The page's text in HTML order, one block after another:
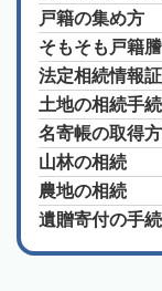
戸籍の集め方
そもそも戸籍
法定相続情報
土地の相続手
名寄帳の取得
山林の相続
農地の相続
遺贈寄付の手